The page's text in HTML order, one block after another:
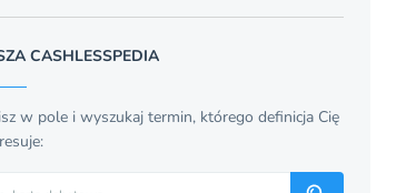
CASHLESSPEDIA
w pole i wyszukaj termin, którego definicja Cię